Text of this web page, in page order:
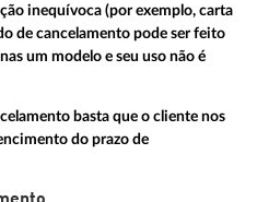
inequívoca (por exemplo, carta
de cancelamento pode ser feito
um modelo e seu uso não é
basta que o cliente nos
do prazo de